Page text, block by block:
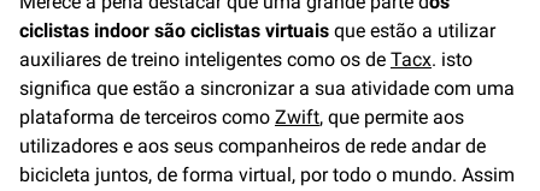
ciclistas indoor são ciclistas virtuais que estão a utilizar
auxiliares de treino inteligentes como os de Tacx. isto
significa que estão a sincronizar a sua atividade com uma
plataforma de terceiros como Zwift, que permite aos
utilizadores e aos seus companheiros de rede andar de
bicicleta juntos, de forma virtual, por todo o mundo. Assim